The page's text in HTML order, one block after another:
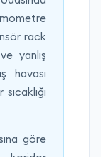
rack
yanlış
havası
göre